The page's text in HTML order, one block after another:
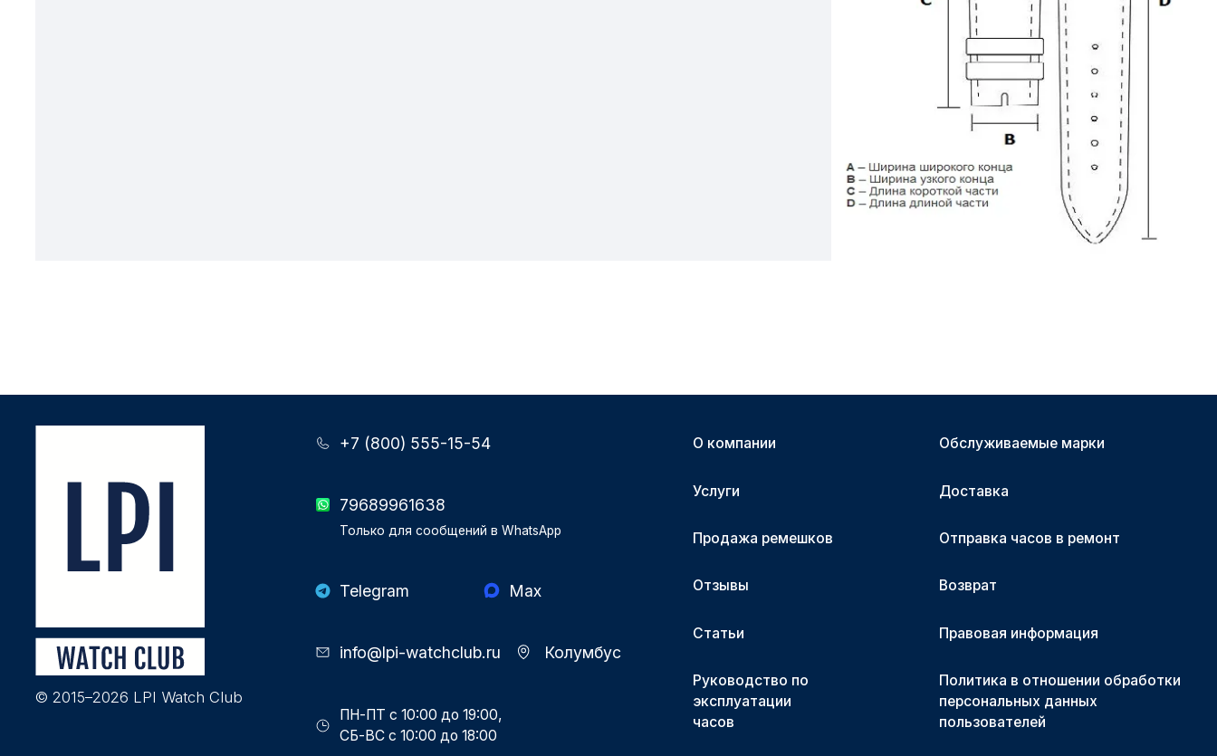
© 2015–2026 LPI Watch Club
+7 (800) 555-15-54
79689961638
Только для сообщений в WhatsApp
Telegram Max
info@lpi-watchclub.ru Колумбус
ПН-ПТ с 10:00 до 19:00,
СБ-ВС с 10:00 до 18:00
О компании
Услуги
Продажа ремешков
Отзывы
Статьи
Руководство по
эксплуатации
часов
Обслуживаемые марки
Доставка
Отправка часов в ремонт
Возврат
Правовая информация
Политика в отношении обработки
персональных данных
пользователей